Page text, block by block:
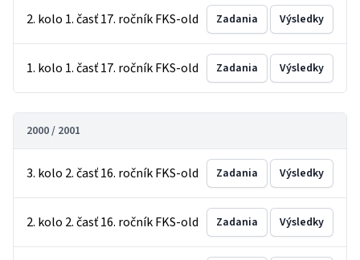
2. kolo 1. časť 17. ročník FKS-old Zadania Výsledky
1. kolo 1. časť 17. ročník FKS-old Zadania Výsledky
2000 / 2001
3. kolo 2. časť 16. ročník FKS-old Zadania Výsledky
2. kolo 2. časť 16. ročník FKS-old Zadania Výsledky